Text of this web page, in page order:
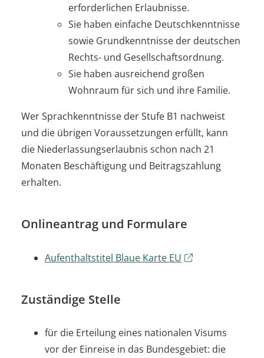
erforderlichen Erlaubnisse.
Sie haben einfache Deutschkenntnisse
sowie Grundkenntnisse der deutschen
Rechts- und Gesellschaftsordnung.
Sie haben ausreichend großen
Wohnraum für sich und ihre Familie.
Wer Sprachkenntnisse der Stufe B1 nachweist
und die übrigen Voraussetzungen erfüllt, kann
die Niederlassungserlaubnis schon nach 21
Monaten Beschäftigung und Beitragszahlung
erhalten.
Onlineantrag und Formulare
Aufenthaltstitel Blaue Karte EU
Zuständige Stelle
für die Erteilung eines nationalen Visums
vor der Einreise in das Bundesgebiet: die